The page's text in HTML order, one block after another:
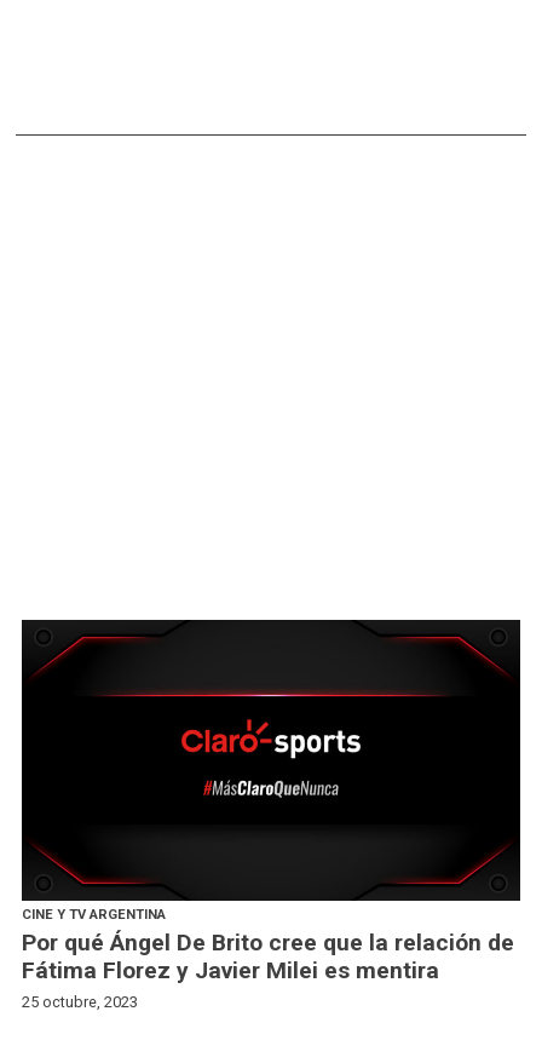
CINE Y TV ARGENTINA
Por qué Ángel De Brito cree que la relación de
Fátima Florez y Javier Milei es mentira
25 octubre, 2023